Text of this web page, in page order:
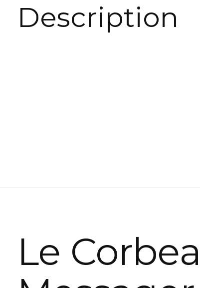
Description
Le